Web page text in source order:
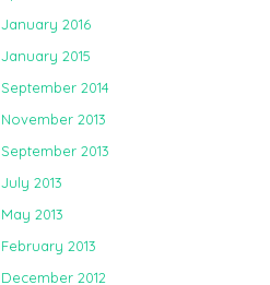
January 2016
January 2015
September 2014
November 2013
September 2013
July 2013
May 2013
February 2013
December 2012